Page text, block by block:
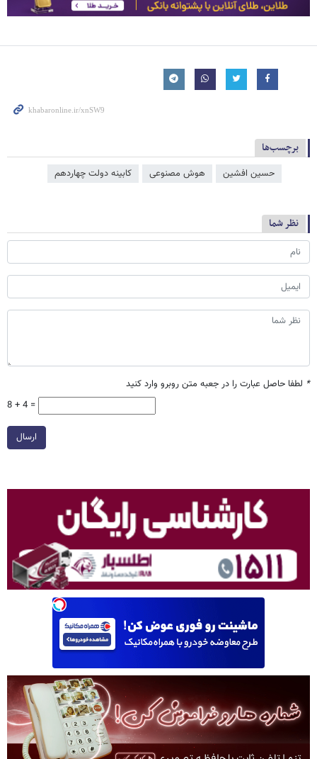
برچسب‌ها
حسین افشین هوش مصنوعی کابینه دولت چهاردهم
نظر شما
* لطفا حاصل عبارت را در جعبه متن روبرو وارد کنید
8 + 4 =
ارسال